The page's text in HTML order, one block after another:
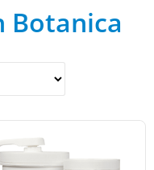
Botanica